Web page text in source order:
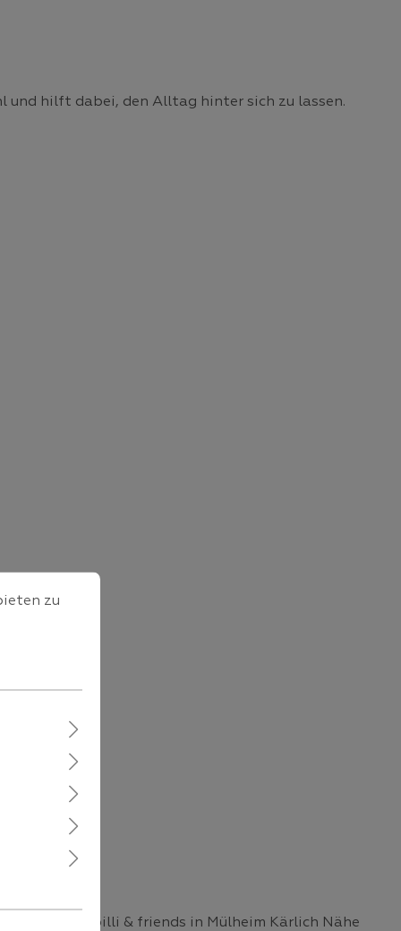
und hilft dabei, den Alltag hinter sich zu lassen.
billi & friends in Mülheim Kärlich Nähe
zu können.
zu